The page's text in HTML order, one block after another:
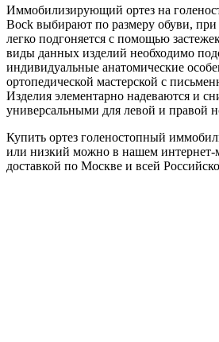
Иммобилизирующий ортез на
Bock выбирают по размеру обуви, при
легко подгоняется с помощью
виды данных изделий необходимо
индивидуальные анатомические
ортопедической мастерской с
Изделия элементарно надеваются и
универсальными для левой и правой
Купить ортез голеностопный
или низкий можно в нашем интернет-
доставкой по Москве и всей